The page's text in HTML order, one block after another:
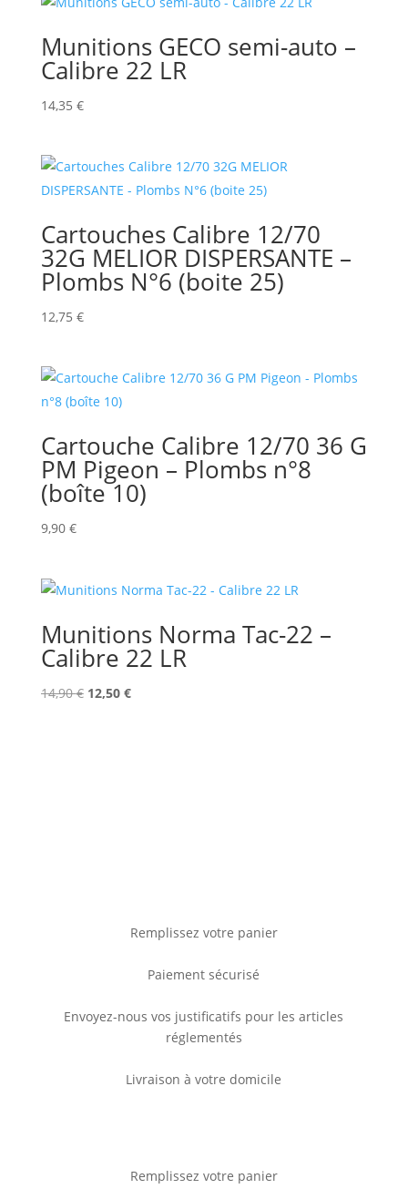
Munitions GECO semi-auto –
Calibre 22 LR
14,35 €
Cartouches Calibre 12/70
32G MELIOR DISPERSANTE –
Plombs N°6 (boite 25)
12,75 €
Cartouche Calibre 12/70 36 G
PM Pigeon – Plombs n°8
(boîte 10)
9,90 €
Munitions Norma Tac-22 –
Calibre 22 LR
14,90€ Le
12,50 €Le
Remplissez votre panier
Paiement sécurisé
Envoyez-nous vos justificatifs pour les articles
réglementés
Livraison à votre domicile
Remplissez votre panier